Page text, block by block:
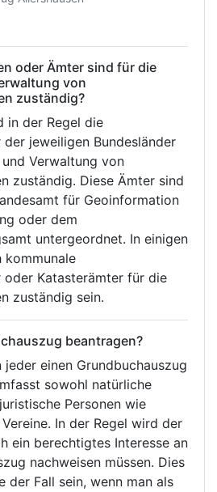
oder Ämter sind für die
von
zuständig?
in der Regel die
der jeweiligen Bundesländer
Verwaltung von
zuständig. Diese Ämter sind
für Geoinformation
oder dem
untergeordnet. In einigen
kommunale
oder Katasterämter für die
zuständig sein.
beantragen?
einen Grundbuchauszug
sowohl natürliche
Personen wie
In der Regel wird der
ein berechtigtes Interesse an
nachweisen müssen. Dies
der Fall sein, wenn man als